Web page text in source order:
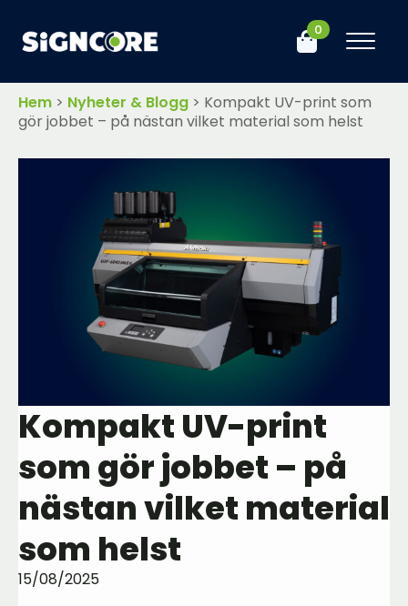
0
Hem > Nyheter & Blogg > Kompakt UV-print som
gör jobbet – på nästan vilket material som helst
Kompakt UV-print
som gör jobbet – på
nästan vilket material
som helst
15/08/2025